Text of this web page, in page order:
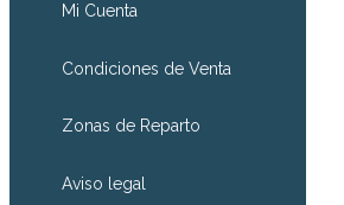
Mi Cuenta
Condiciones de Venta
Zonas de Reparto
Aviso legal